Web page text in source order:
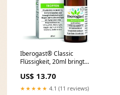
Iberogast® Classic
Flüssigkeit, 20ml bringt
US$ 13.70
★★★★★ 4.1 (11 reviews)